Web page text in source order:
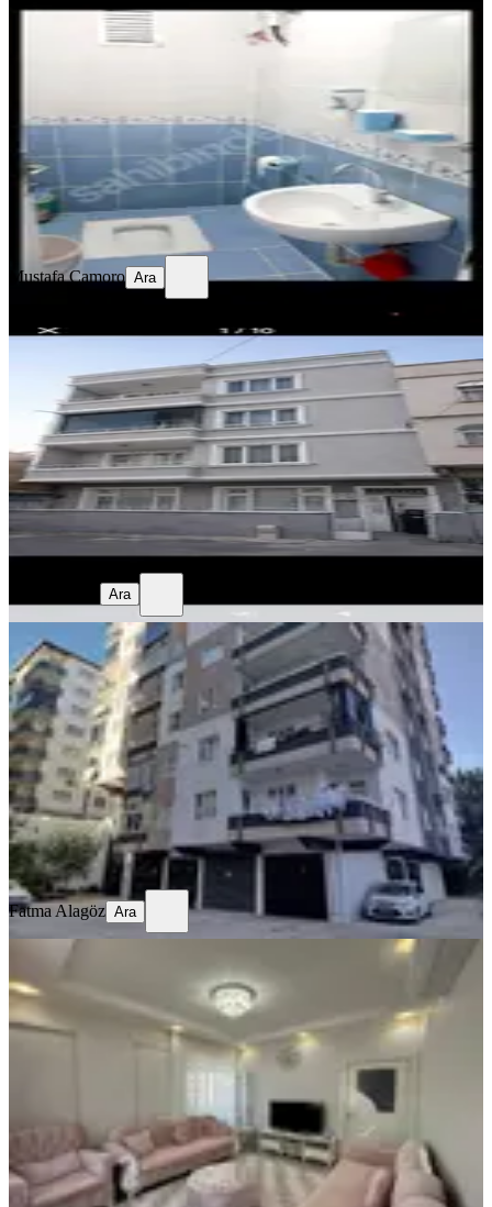
Satlik 1+1 Daire
08.07.2026
1.550.000 ₺
Mustafa Çamoro
Ara
Mustafa Çamoro Ara
Sahibinden Satılık Daire
Gaziantep, Şahinbey
2+1·110 m²·2. Kat·07.07.2026
1.600.000 ₺
yavuz kardaş
Ara
Ara
Sahibinden Satılık 2+1 Daire
Gaziantep, Şahinbey
2+1
·80 m²· Yüksek giriş·01.07.2026
1.800.000 ₺
Fatma Alagöz
Ara
Fatma Alagöz Ara
BALKONLU
Bakımlı Sahibinden
Gaziantep, Şahinbey
2+1
· 110 m²·Kot 2 ·29.06.2026
Mehmet Nacaroğlu
Ara